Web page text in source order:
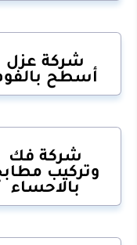
شركة عزل
أسطح
شركة فك
وتركيب
بالاحساء